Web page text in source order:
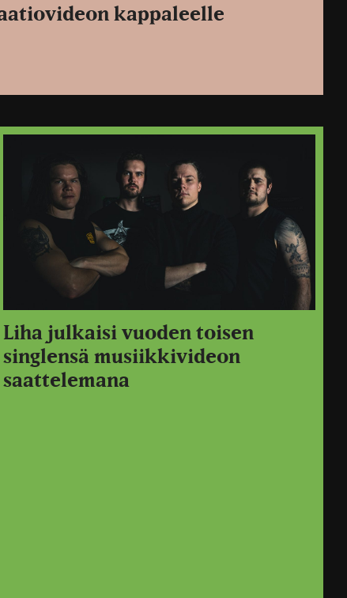
kappaleelle
Liha julkaisi vuoden toisen
singlensä musiikkivideon
saattelemana